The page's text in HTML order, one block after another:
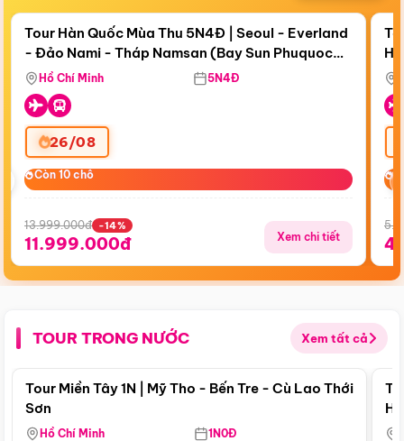
Còn18 ngày 18:38:42
Bay Sun Phuquoc Airways
Tour Hàn Quốc Mùa Thu 5N4Đ | Seoul - Everland
- Đảo Nami - Tháp Namsan (Bay Sun Phuquoc
Airways)
Hồ Chí Minh 5N4Đ
26/08
Còn 10 chỗ
Còn 10 chỗ
13.999.000đ -14%
11.999.000đ Xem chi tiết
TOUR TRONG NƯỚC Xem tất cả
Điểm nổi bật
Tour Miền Tây 1N | Mỹ Tho - Bến Tre - Cù Lao Thới
Sơn
Hồ Chí Minh 1N0Đ